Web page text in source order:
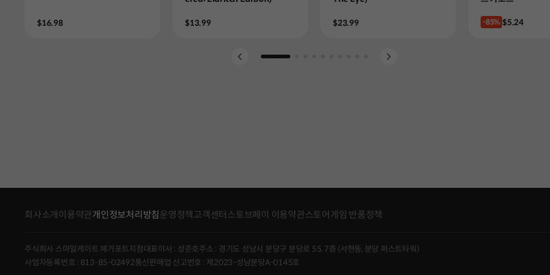
Price
$16.98 Price
$13.99 Price
$23.99 -85% Price
$5.24
Go to slide 1 Go to slide 7
Go to slide 8
Go to slide 9
Go to slide 10
회사소개 이용약관개인정보처리방침 운영정책고객센터 스토브페이 이용약관스토어게임 반품정책
주식회사 스마일게이트 메가포트지점대표이사 : 성준호주소 : 경기도 성남시 분당구 분당로 55, 7층 (서현동, 분당 퍼스트타워)
사업자등록번호 : 813-85-02492통신판매업 신고번호 : 제2023-성남분당A-0145호